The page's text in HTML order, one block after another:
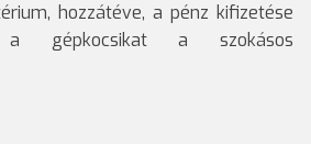
hozzátéve, a pénz kifizetése
gépkocsikat a szokásos